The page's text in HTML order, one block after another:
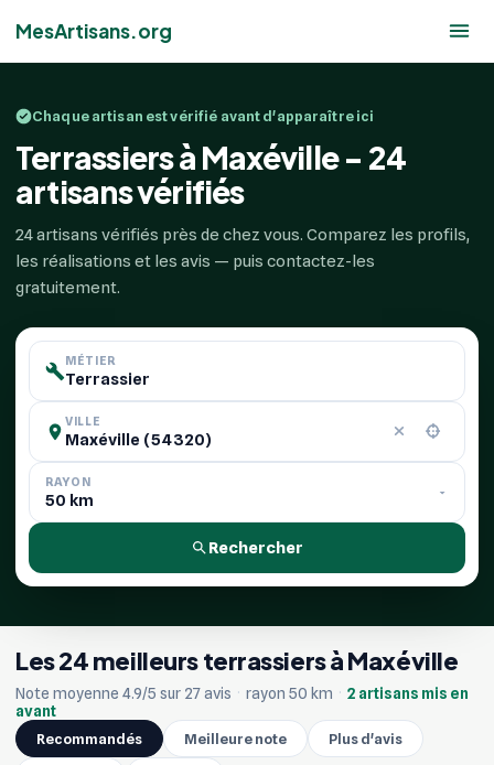
MesArtisans.org
Chaque artisan est vérifié avant d'apparaître ici
Terrassiers à Maxéville - 24
artisans vérifiés
24 artisans vérifiés près de chez vous. Comparez les profils,
les réalisations et les avis — puis contactez-les
gratuitement.
MÉTIER
VILLE
RAYON
Rechercher
Les 24 meilleurs terrassiers à Maxéville
Note moyenne 4.9/5 sur 27 avis · rayon 50 km · 2 artisans mis en
avant
Recommandés
Meilleure note Plus d'avis